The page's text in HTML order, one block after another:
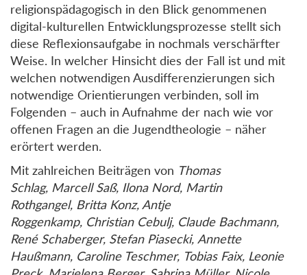
religionspädagogisch in den Blick genommenen
digital-kulturellen Entwicklungsprozesse stellt sich
diese Reflexionsaufgabe in nochmals verschärfter
Weise. In welcher Hinsicht dies der Fall ist und mit
welchen notwendigen Ausdifferenzierungen sich
notwendige Orientierungen verbinden, soll im
Folgenden – auch in Aufnahme der nach wie vor
offenen Fragen an die Jugendtheologie – näher
erörtert werden.
Mit zahlreichen Beiträgen von Thomas
Schlag, Marcell Saß, Ilona Nord, Martin
Rothgangel, Britta Konz, Antje
Roggenkamp, Christian Cebulj, Claude Bachmann,
René Schaberger, Stefan Piasecki, Annette
Haußmann, Caroline Teschmer, Tobias Faix, Leonie